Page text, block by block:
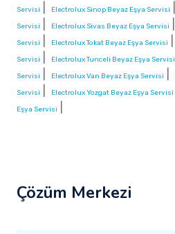
Servisi
Electrolux Sinop Beyaz Eşya Servisi
Servisi
Electrolux Sivas Beyaz Eşya Servisi
Servisi
Electrolux Tokat Beyaz Eşya Servisi
Servisi
Electrolux Tunceli Beyaz Eşya Servisi
Servisi
Electrolux Van Beyaz Eşya Servisi
Servisi
Electrolux Yozgat Beyaz Eşya Servisi
Eşya Servisi
Çözüm Merkezi